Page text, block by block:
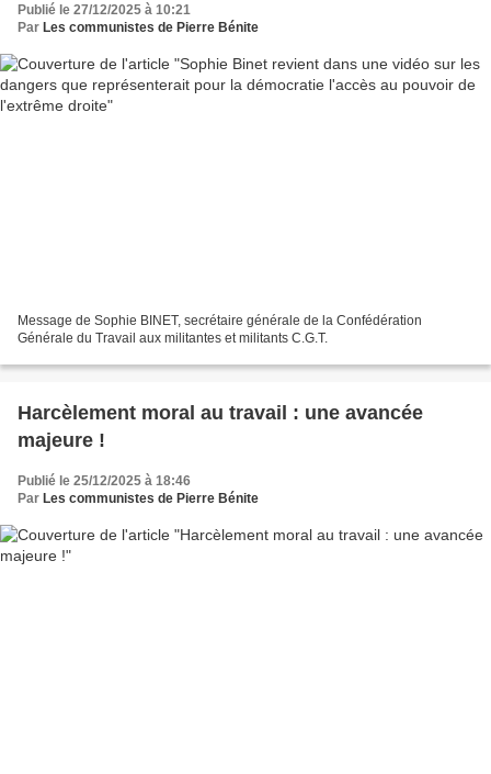
Publié le 27/12/2025 à 10:21
Par Les communistes de Pierre Bénite
Message de Sophie BINET, secrétaire générale de la Confédération
Générale du Travail aux militantes et militants C.G.T.
Harcèlement moral au travail : une avancée
majeure !
Publié le 25/12/2025 à 18:46
Par Les communistes de Pierre Bénite